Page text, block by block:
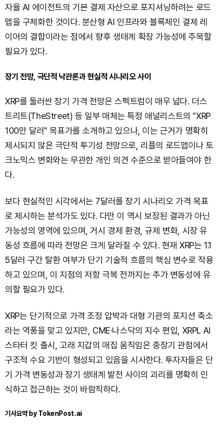
자율 AI 에이전트의 기본 결제 자산으로 포지셔닝하려는 로드
맵을 구체화한 것이다. 분산형 AI 인프라와 블록체인 결제 레
이어의 결합이라는 점에서 향후 생태계 확장 가능성에 주목할
필요가 있다.
장기 전망, 극단적 낙관론과 현실적 시나리오 사이
XRP를 둘러싼 장기 가격 전망은 스펙트럼이 매우 넓다. 더스
트리트(TheStreet) 등 일부 매체는 특정 애널리스트의 "XRP
100만 달러" 목표가를 소개하고 있으나, 이는 근거가 명확히
제시되지 않은 극단적 투기성 전망으로, 리플의 로드맵이나 토
크노믹스 변화와는 무관한 개인 의견 수준으로 받아들여야 한
다.
보다 현실적인 시각에서는 7달러를 장기 시나리오 가격 목표
로 제시하는 분석가도 있다. 다만 이 역시 보장된 결과가 아닌
가능성의 영역에 있으며, 거시 경제 환경, 규제 변화, 시장 유
동성 흐름에 따라 전망은 크게 달라질 수 있다. 현재 XRP는 1.1
5달러 구간 탈환 여부가 단기 기술적 흐름의 핵심 변수로 작용
하고 있으며, 이 지점의 저항 극복 전까지는 추가 변동성에 유
의할 필요가 있다.
XRP는 단기적으로 가격 조정 압박과 대형 기관의 포지션 축소
라는 역풍을 맞고 있지만, CME·나스닥의 지수 편입, XRPL AI
스타터 킷 출시, 고래 지갑의 매집 움직임은 중장기 관점에서
구조적 수요 기반이 형성되고 있음을 시사한다. 투자자들은 단
기 가격 변동성과 장기 생태계 발전 사이의 괴리를 명확히 인
식하고 접근하는 것이 바람직하다.
기사요약 by TokenPost.ai